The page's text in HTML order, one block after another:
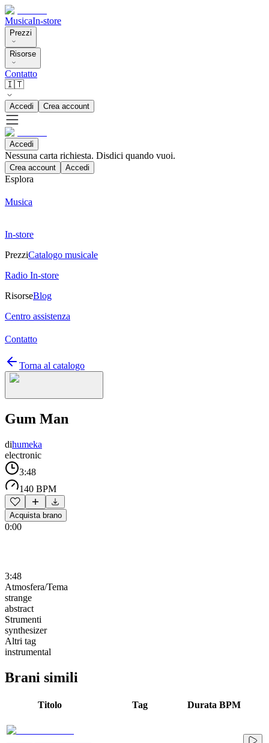
MusicaIn-store
Prezzi
Risorse
Contatto
🇮🇹
Accedi Crea account
Accedi
Nessuna carta richiesta. Disdici quando vuoi.
Crea account Accedi
Esplora
Musica
In-store
PrezziCatalogo musicale
Radio In-store
RisorseBlog
Centro assistenza
Contatto
Torna al catalogo
Gum Man
dihumeka
electronic
3:48
140 BPM
Acquista brano
0:00
3:48
Atmosfera/Tema
strange
abstract
Strumenti
synthesizer
Altri tag
instrumental
Brani simili
Titolo Tag Durata BPM